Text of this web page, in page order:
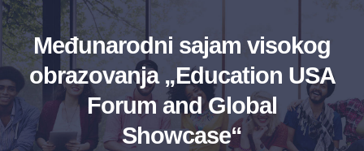
Međunarodni sajam visokog
obrazovanja „Education USA
Forum and Global
Showcase“